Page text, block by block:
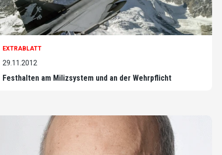
EXTRABLATT
29.11.2012
Festhalten am Milizsystem und an der Wehrpflicht